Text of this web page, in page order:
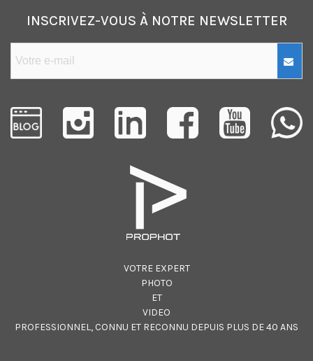
INSCRIVEZ-VOUS À NOTRE NEWSLETTER
VOTRE EXPERT
PHOTO
ET
VIDEO
PROFESSIONNEL, CONNU ET RECONNU DEPUIS PLUS DE 40 ANS